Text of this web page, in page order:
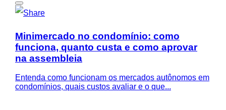
Minimercado no condomínio: como
funciona, quanto custa e como aprovar
na assembleia
Entenda como funcionam os mercados autônomos em
condomínios, quais custos avaliar e o que...